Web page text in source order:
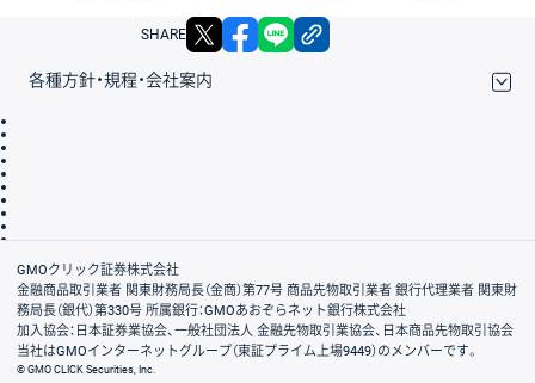
SHARE X facebook
各種方針・規程・会社案内
会社案内
GMOクリック証券株式会社
金融商品取引業者 関東財務局長（金商）第77号 商品先物取引業者 銀行代理業者 関東財
務局長（銀代）第330号 所属銀行：GMOあおぞらネット銀行株式会社
加入協会：日本証券業協会、一般社団法人 金融先物取引業協会、日本商品先物取引協会
当社はGMOインターネットグループ（東証プライム上場9449）のメンバーです。
© GMO CLICK Securities, Inc.